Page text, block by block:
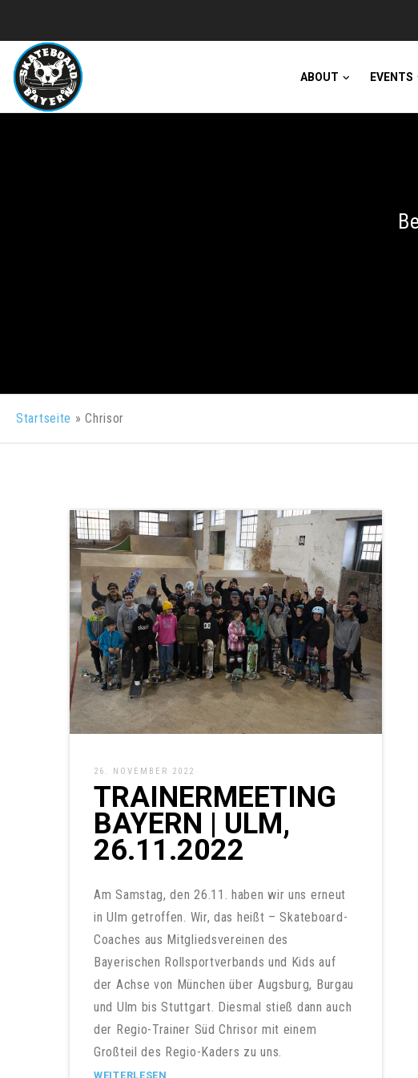
ABOUT EVENTS
Startseite »Chrisor
26. NOVEMBER 2022
TRAINERMEETING
BAYERN | ULM,
26.11.2022
Am Samstag, den 26.11. haben wir uns erneut
in Ulm getroffen. Wir, das heißt – Skateboard-
Coaches aus Mitgliedsvereinen des
Bayerischen Rollsportverbands und Kids auf
der Achse von München über Augsburg, Burgau
und Ulm bis Stuttgart. Diesmal stieß dann auch
der Regio-Trainer Süd Chrisor mit einem
Großteil des Regio-Kaders zu uns.
WEITERLESEN